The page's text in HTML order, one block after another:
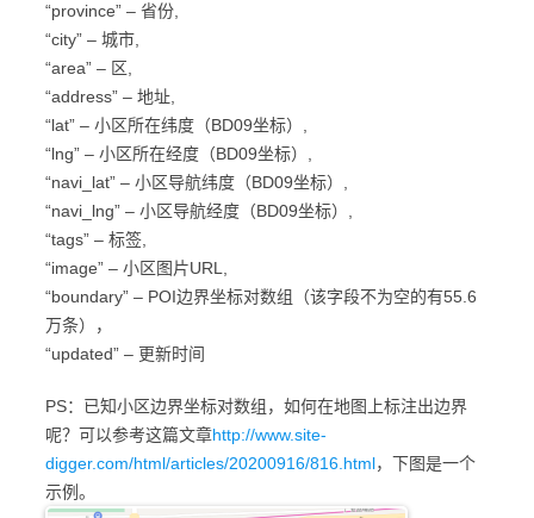
“province” – 省份,
“city” – 城市,
“area” – 区,
“address” – 地址,
“lat” – 小区所在纬度（BD09坐标）,
“lng” – 小区所在经度（BD09坐标）,
“navi_lat” – 小区导航纬度（BD09坐标）,
“navi_lng” – 小区导航经度（BD09坐标）,
“tags” – 标签,
“image” – 小区图片URL,
“boundary” – POI边界坐标对数组（该字段不为空的有55.6
万条），
“updated” – 更新时间
PS：已知小区边界坐标对数组，如何在地图上标注出边界
呢？可以参考这篇文章http://www.site-
digger.com/html/articles/20200916/816.html，下图是一个
示例。